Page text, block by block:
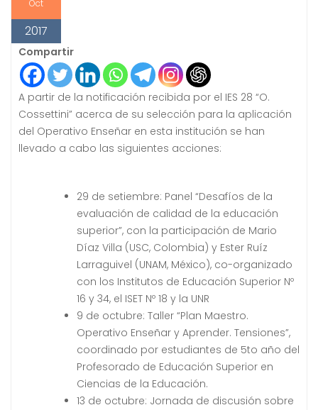
Oct
2017
Compartir
A partir de la notificación recibida por el IES 28 “O.
Cossettini” acerca de su selección para la aplicación
del Operativo Enseñar en esta institución se han
llevado a cabo las siguientes acciones:
29 de setiembre: Panel “Desafíos de la
evaluación de calidad de la educación
superior”, con la participación de Mario
Díaz Villa (USC, Colombia) y Ester Ruíz
Larraguivel (UNAM, México), co-organizado
con los Institutos de Educación Superior Nº
16 y 34, el ISET Nº 18 y la UNR
9 de octubre: Taller “Plan Maestro.
Operativo Enseñar y Aprender. Tensiones”,
coordinado por estudiantes de 5to año del
Profesorado de Educación Superior en
Ciencias de la Educación.
13 de octubre: Jornada de discusión sobre